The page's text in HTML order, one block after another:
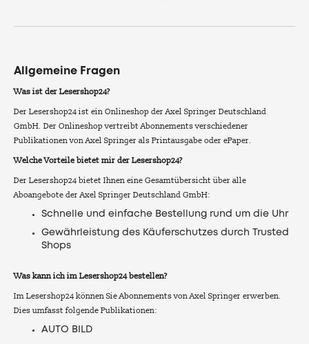
Allgemeine Fragen
Was ist der Lesershop24?
Der Lesershop24 ist ein Onlineshop der Axel Springer Deutschland
GmbH. Der Onlineshop vertreibt Abonnements verschiedener
Publikationen von Axel Springer als Printausgabe oder ePaper.
Welche Vorteile bietet mir der Lesershop24?
Der Lesershop24 bietet Ihnen eine Gesamtübersicht über alle
Aboangebote der Axel Springer Deutschland GmbH:
Schnelle und einfache Bestellung rund um die Uhr
Gewährleistung des Käuferschutzes durch Trusted
Shops
Was kann ich im Lesershop24 bestellen?
Im Lesershop24 können Sie Abonnements von Axel Springer erwerben.
Dies umfasst folgende Publikationen:
AUTO BILD